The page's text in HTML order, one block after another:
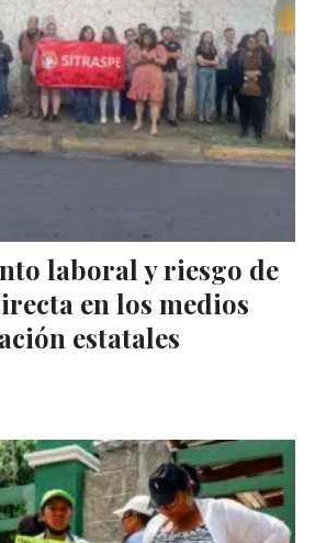
laboral y riesgo de
en los medios
estatales